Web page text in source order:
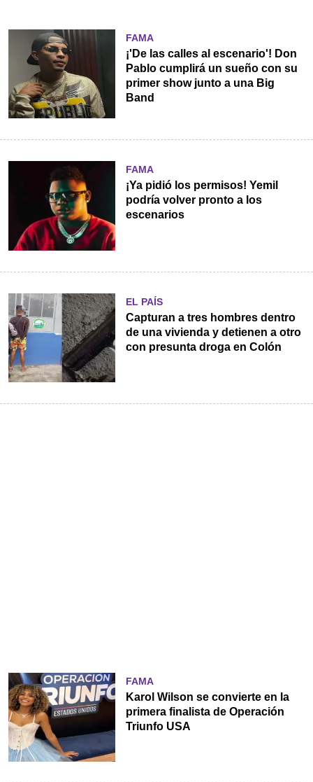
FAMA
¡'De las calles al escenario'! Don
Pablo cumplirá un sueño con su
primer show junto a una Big
Band
FAMA
¡Ya pidió los permisos! Yemil
podría volver pronto a los
escenarios
EL PAÍS
Capturan a tres hombres dentro
de una vivienda y detienen a otro
con presunta droga en Colón
FAMA
Karol Wilson se convierte en la
primera finalista de Operación
Triunfo USA